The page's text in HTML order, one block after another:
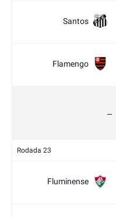
Santos
Flamengo
Rodada 23
Fluminense